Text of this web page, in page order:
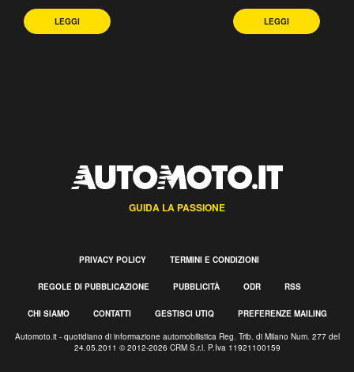
LEGGI LEGGI
GUIDA LA PASSIONE
PRIVACY POLICY TERMINI E CONDIZIONI
REGOLE DI PUBBLICAZIONE PUBBLICITÀ ODR RSS
CHI SIAMO CONTATTI GESTISCI UTIQ PREFERENZE MAILING
Automoto.it - quotidiano di informazione automobilistica Reg. Trib. di Milano Num. 277 del
24.05.2011 © 2012-2026 CRM S.r.l. P.Iva 11921100159